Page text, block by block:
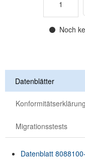
Noch
Datenblätter
Migrationsstests
Datenblatt